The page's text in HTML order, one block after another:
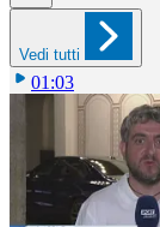
Vedi tutti
01:03